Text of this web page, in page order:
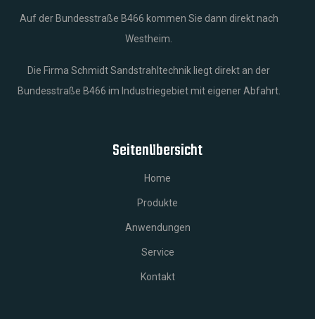
Auf der Bundesstraße B466 kommen Sie dann direkt nach
Westheim.
Die Firma Schmidt Sandstrahltechnik liegt direkt an der
Bundesstraße B466 im Industriegebiet mit eigener Abfahrt.
Seitenübersicht
Home
Produkte
Anwendungen
Service
Kontakt